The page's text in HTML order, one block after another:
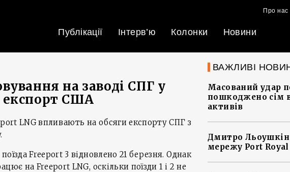
Про нас
Публікації Інтерв’ю Колонки Новини
на заводі СПГ у
експорт США
LNG впливають на обсяги експорту СПГ з
Freeport 3 відновлено 21 березня. Однак
на Freeport LNG, оскільки поїзди 1 і 2 не
ВАЖЛИВІ
Масований удар
пошкоджено сім
активів
Дмитро Льоушкін
мережу Port Royal